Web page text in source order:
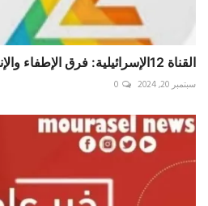
القناة 12الإسرائيلية: فرق الإطفاء والإنقاذ تهرع إلى موا...
سبتمبر 20, 2024 0